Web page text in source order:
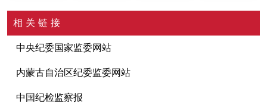
相关链接
中央纪委国家监委网站
内蒙古自治区纪委监委网站
中国纪检监察报